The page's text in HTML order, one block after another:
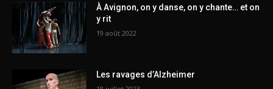
À Avignon, on y danse, on y chante… et on
y rit
19 août 2022
Les ravages d’Alzheimer